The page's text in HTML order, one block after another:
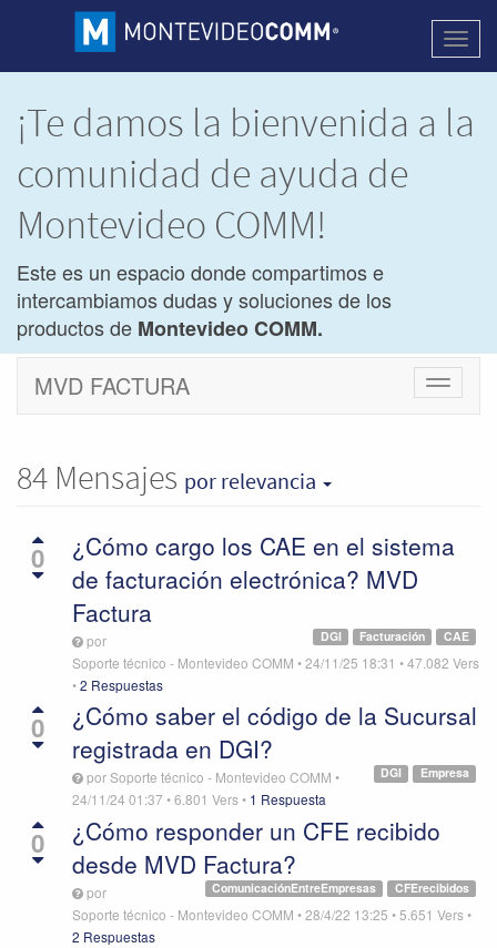
¡Te damos la bienvenida a la
comunidad de ayuda de
Montevideo COMM!
Este es un espacio donde compartimos e
intercambiamos dudas y soluciones de los
productos de Montevideo COMM.
Cambiar
MVD FACTURA
84 Mensajes por relevancia
0
¿Cómo cargo los CAE en el sistema
de facturación electrónica? MVD
Factura
CAE
Facturación
DGI
por
Soporte técnico - Montevideo COMM •24/11/25 18:31 •47.082 Vers
•2 Respuestas
0
¿Cómo saber el código de la Sucursal
registrada en DGI?
Empresa
DGI
porSoporte técnico - Montevideo COMM •
24/11/24 01:37 •6.801 Vers• 1 Respuesta
0
¿Cómo responder un CFE recibido
desde MVD Factura?
CFErecibidos
ComunicaciónEntreEmpresas
por
Soporte técnico - Montevideo COMM •28/4/22 13:25 • 5.651 Vers•
2 Respuestas